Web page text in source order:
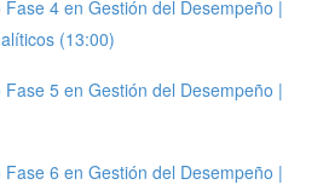
4 en Gestión del Desempeño |
(13:00)
5 en Gestión del Desempeño |
6 en Gestión del Desempeño |